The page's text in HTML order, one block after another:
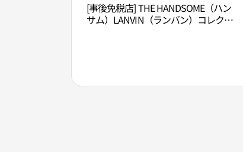
[事後免税店] THE HANDSOME（ハン
サム）LANVIN（ランバン）コレクシ